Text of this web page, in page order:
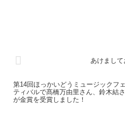
あけまして
第14回ほっかいどうミュージックフ
ティバルで髙橋万由里さん、鈴木結
が金賞を受賞しました！